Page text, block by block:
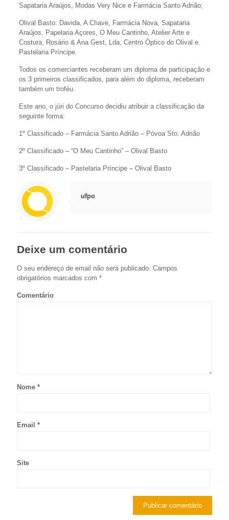
Sapataria Araújos, Modas Very Nice e Farmácia Santo Adrião;
Olival Basto: Davida, A Chave, Farmácia Nova, Sapataria
Araújos, Papelaria Açores, O Meu Cantinho, Atelier Arte e
Costura, Rosário & Ana Gest, Lda, Centro Óptico do Olival e
Pastelaria Príncipe.
Todos os comerciantes receberam um diploma de participação e
os 3 primeiros classificados, para além do diploma, receberam
também um troféu.
Este ano, o júri do Concurso decidiu atribuir a classificação da
seguinte forma:
1º Classificado – Farmácia Santo Adrião – Póvoa Sto. Adrião
2º Classificado – “O Meu Cantinho” – Olival Basto
3º Classificado – Pastelaria Príncipe – Olival Basto
ufpo
Deixe um comentário
O seu endereço de email não será publicado. Campos
obrigatórios marcados com *
Comentário
Nome *
Email *
Site